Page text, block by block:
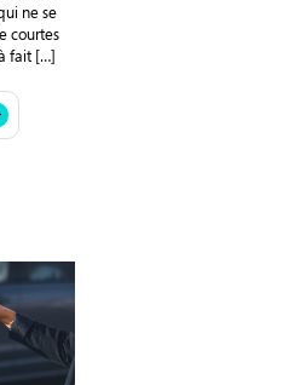
ne se
courtes
fait […]